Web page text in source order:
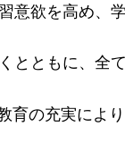
を高め、学
もに、全て
の充実により